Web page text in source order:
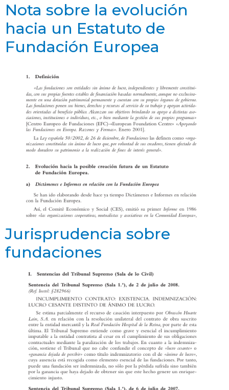
Nota sobre la evolución
hacia un Estatuto de
Fundación Europea
Jurisprudencia sobre
fundaciones